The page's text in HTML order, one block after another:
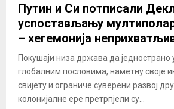
Путин и Си потписали
успостављању
– хегемонија
Покушаји низа држава да једнострано
глобалним пословима, наметну своје
свијету и ограниче суверени развој
колонијалне ере претрпјели су...